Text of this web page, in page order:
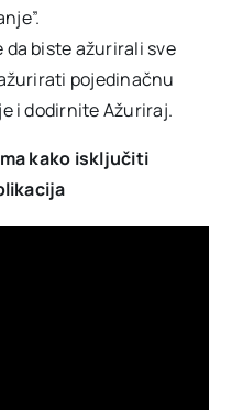
biste ažurirali sve
pojedinačnu
i dodirnite Ažuriraj.
kako isključiti